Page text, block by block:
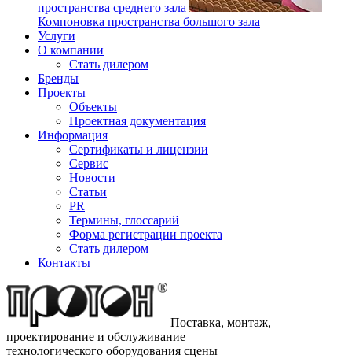
пространства среднего зала
Компоновка пространства большого зала
Услуги
О компании
Стать дилером
Бренды
Проекты
Объекты
Проектная документация
Информация
Сертификаты и лицензии
Сервис
Новости
Статьи
PR
Термины, глоссарий
Форма регистрации проекта
Стать дилером
Контакты
Поставка, монтаж,
проектирование и обслуживание
технологического оборудования сцены